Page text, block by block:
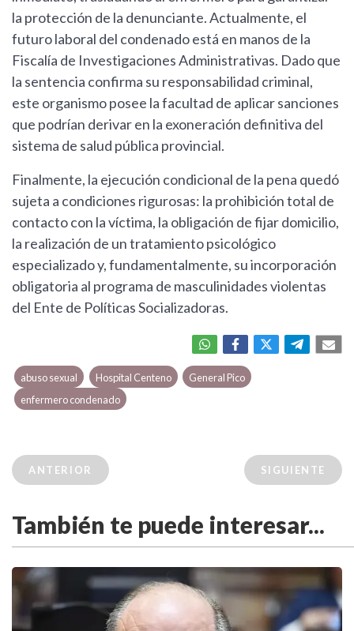
la protección de la denunciante. Actualmente, el
futuro laboral del condenado está en manos de la
Fiscalía de Investigaciones Administrativas. Dado que
la sentencia confirma su responsabilidad criminal,
este organismo posee la facultad de aplicar sanciones
que podrían derivar en la exoneración definitiva del
sistema de salud pública provincial.
Finalmente, la ejecución condicional de la pena quedó
sujeta a condiciones rigurosas: la prohibición total de
contacto con la víctima, la obligación de fijar domicilio,
la realización de un tratamiento psicológico
especializado y, fundamentalmente, su incorporación
obligatoria al programa de masculinidades violentas
del Ente de Políticas Socializadoras.
abuso sexual Hospital Centeno
General Pico
enfermero condenado
ANTERIOR SIGUIENTE
También te puede interesar...